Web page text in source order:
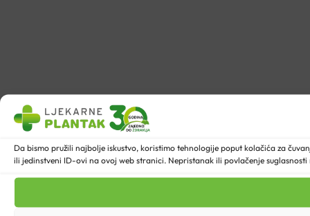
Da bismo pružili najbolje iskustvo, koristimo tehnologije poput kolačića za
ili jedinstveni ID-ovi na ovoj web stranici. Nepristanak ili povlačenje